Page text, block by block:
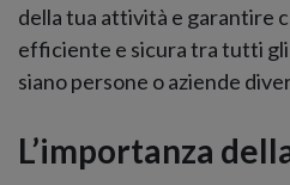
della tua attività e garantire
efficiente e sicura tra tutti
siano persone o aziende
L’importanza